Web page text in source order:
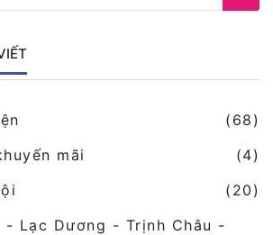
(68)
mãi
(4)
(20)
- Lạc Dương - Trịnh Châu -